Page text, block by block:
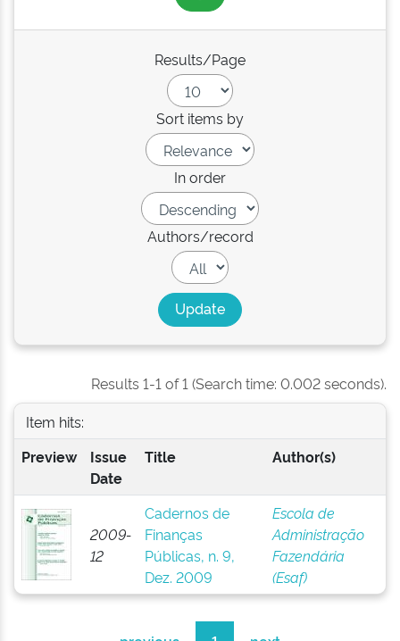
Results/Page
Sort items by
In order
Authors/record
Results 1-1 of 1 (Search time: 0.002 seconds).
Item hits:
Preview
Issue
Date
Title Author(s)
2009-
12
Cadernos de
Finanças
Públicas, n. 9,
Dez. 2009
Escola de
Administração
Fazendária
(Esaf)